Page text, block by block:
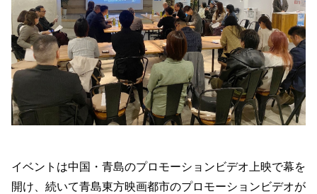
イベントは中国・青島のプロモーションビデオ上映で幕を
開け、続いて青島東方映画都市のプロモーションビデオが